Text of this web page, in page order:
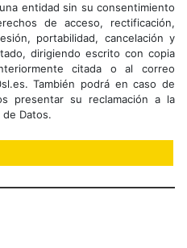
entidad sin su consentimiento
de acceso, rectificación,
portabilidad, cancelación y
dirigiendo escrito con copia
citada o al correo
También podrá en caso de
presentar su reclamación a la
Datos.